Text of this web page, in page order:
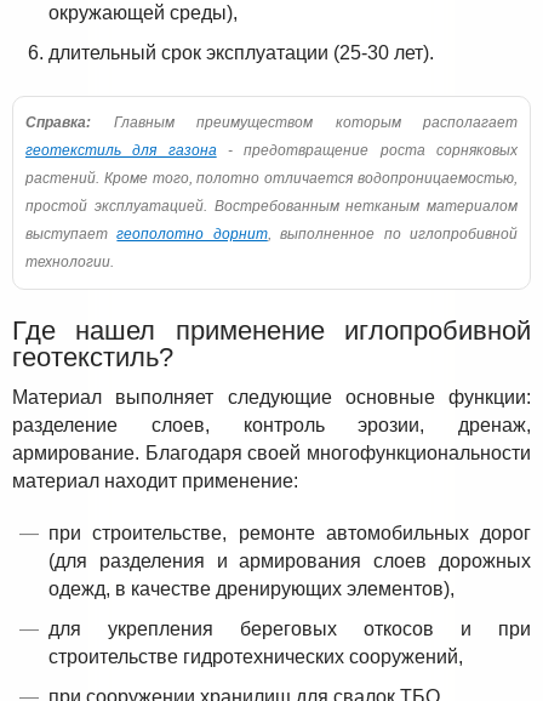
окружающей среды),
длительный срок эксплуатации (25-30 лет).
Справка: Главным преимуществом которым располагает
геотекстиль для газона- предотвращение роста сорняковых
растений. Кроме того, полотно отличается водопроницаемостью,
простой эксплуатацией. Востребованным нетканым материалом
выступаетгеополотно дорнит, выполненное по иглопробивной
технологии.
Где нашел применение иглопробивной
геотекстиль?
Материал выполняет следующие основные функции:
разделение слоев, контроль эрозии, дренаж,
армирование. Благодаря своей многофункциональности
материал находит применение:
при строительстве, ремонте автомобильных дорог
(для разделения и армирования слоев дорожных
одежд, в качестве дренирующих элементов),
для укрепления береговых откосов и при
строительстве гидротехнических сооружений,